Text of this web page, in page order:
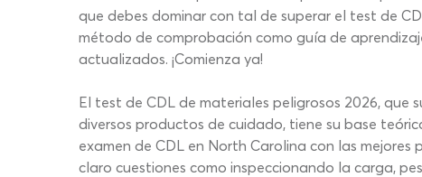
que debes dominar con tal de superar el test de
método de comprobación como guía de
actualizados. ¡Comienza ya!
El test de CDL de materiales peligrosos 2026,
diversos productos de cuidado, tiene su base
examen de CDL en North Carolina con las
claro cuestiones como inspeccionando la carga,